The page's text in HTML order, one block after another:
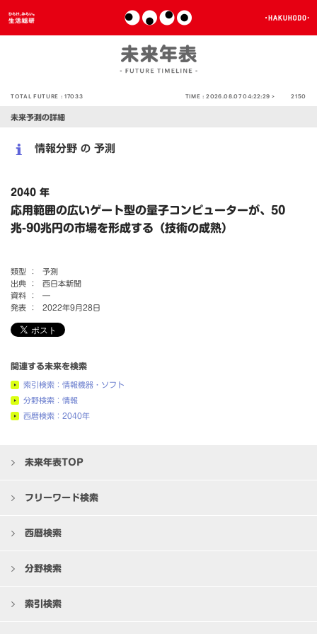
TOTAL FUTURE :17033 TIME :2026.08.07 04:22:29 > 2150
未来予測の詳細
情報分野 の 予測
2040 年
応用範囲の広いゲート型の量子コンピューターが、50
兆-90兆円の市場を形成する（技術の成熟）
類型 ：
予測
出典 ：
西日本新聞
資料 ：
―
発表 ：
2022年9月28日
関連する未来を検索
索引検索：情報機器・ソフト
分野検索：情報
西暦検索：2040年
未来年表TOP
フリーワード検索
西暦検索
分野検索
索引検索